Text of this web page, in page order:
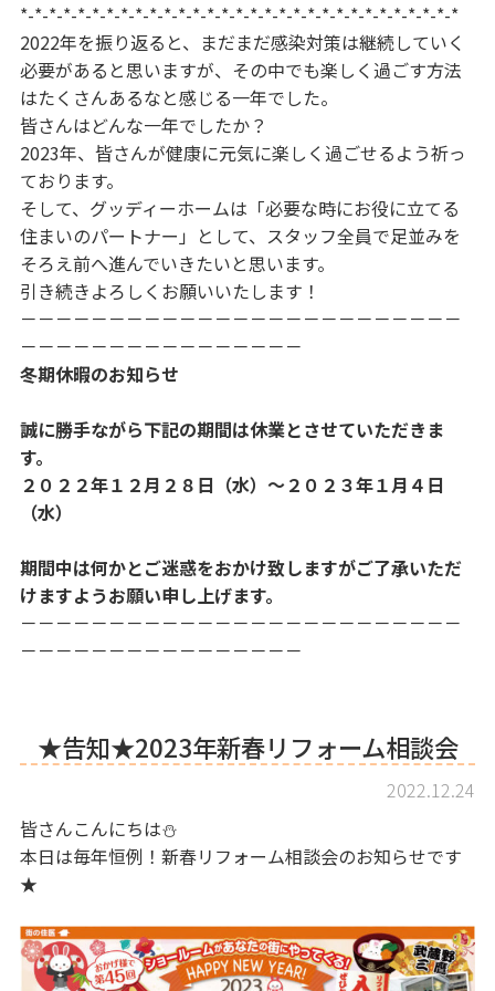
*-*-*-*-*-*-*-*-*-*-*-*-*-*-*-*-*-*-*-*-*-*-*-*-*-*-*-*-*-*-*
2022年を振り返ると、まだまだ感染対策は継続していく
必要があると思いますが、その中でも楽しく過ごす方法
はたくさんあるなと感じる一年でした。
皆さんはどんな一年でしたか？
2023年、皆さんが健康に元気に楽しく過ごせるよう祈っ
ております。
そして、グッディーホームは「必要な時にお役に立てる
住まいのパートナー」として、スタッフ全員で足並みを
そろえ前へ進んでいきたいと思います。
引き続きよろしくお願いいたします！
－－－－－－－－－－－－－－－－－－－－－－－－－
－－－－－－－－－－－－－－－－
冬期休暇のお知らせ
誠に勝手ながら下記の期間は休業とさせていただきま
す。
２０２２年１２月２８日（水）～２０２３年１月４日
（水）
期間中は何かとご迷惑をおかけ致しますがご了承いただ
けますようお願い申し上げます。
－－－－－－－－－－－－－－－－－－－－－－－－－
－－－－－－－－－－－－－－－－
★告知★2023年新春リフォーム相談会
2022.12.24
皆さんこんにちは⛄
本日は毎年恒例！新春リフォーム相談会のお知らせです
★